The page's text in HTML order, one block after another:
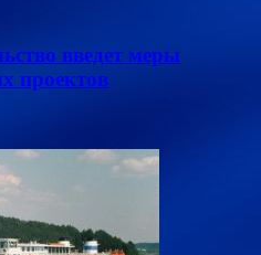
введет меры
проектов